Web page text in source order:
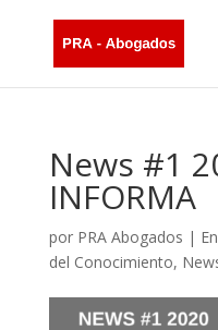
News #1
INFORMA
por PRA Abogados |
del Conocimiento,